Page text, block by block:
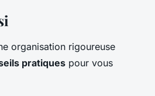
organisation rigoureuse
pratiques pour vous